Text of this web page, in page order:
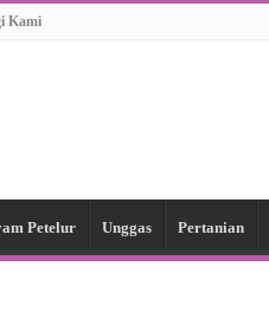
Kami
Petelur Unggas Pertanian